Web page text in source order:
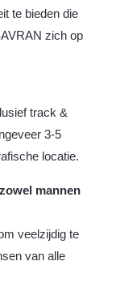
te bieden die
zich op
track &
3-5
locatie.
mannen
veelzijdig te
van alle